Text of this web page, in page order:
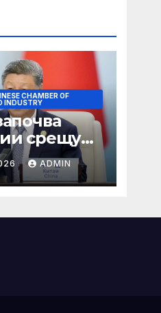
CHAMBER OF
INDUSTRY
срещу
в сектора
ADMIN